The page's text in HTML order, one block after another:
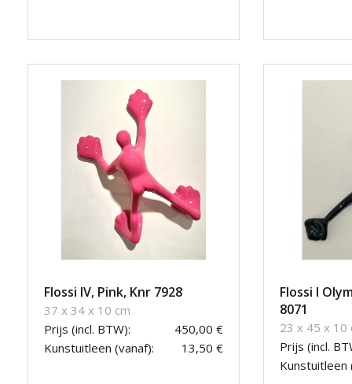
Flossi IV, Pink, Knr 7928
37 x 34 x 10 cm
Prijs (incl. BTW):
450,00 €
Kunstuitleen (vanaf):
13,50 €
Flossi I
8071
23 x 45 x 10
Prijs (incl.
Kunstuitleen